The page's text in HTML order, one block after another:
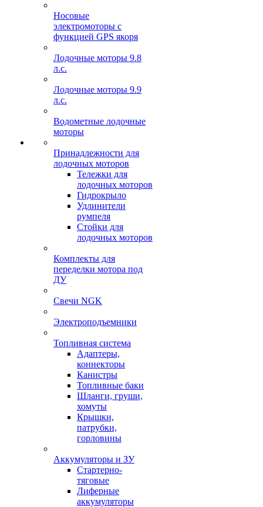
Носовые
электромоторы с
функцией GPS якоря
Лодочные моторы 9.8
л.с.
Лодочные моторы 9.9
л.с.
Водометные лодочные
моторы
Принадлежности для
лодочных моторов
Тележки для
лодочных моторов
Гидрокрыло
Удлинители
румпеля
Стойки для
лодочных моторов
Комплекты для
переделки мотора под
ДУ
Свечи NGK
Электроподъемники
Топливная система
Адаптеры,
коннекторы
Канистры
Топливные баки
Шланги, груши,
хомуты
Крышки,
патрубки,
горловины
Аккумуляторы и ЗУ
Стартерно-
тяговые
Лиферные
аккумуляторы